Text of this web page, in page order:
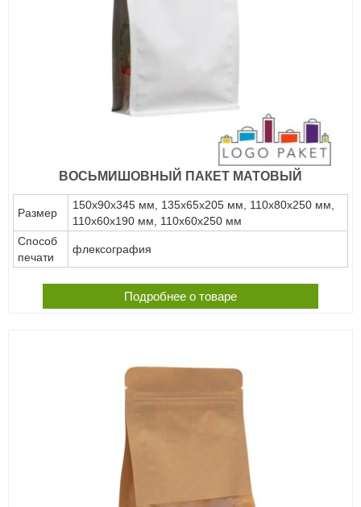
ВОСЬМИШОВНЫЙ ПАКЕТ МАТОВЫЙ
Размер
150х90х345 мм, 135х65х205 мм, 110х80х250 мм,
110х60х190 мм, 110х60х250 мм
Способ
печати
флексография
Подробнее о товаре